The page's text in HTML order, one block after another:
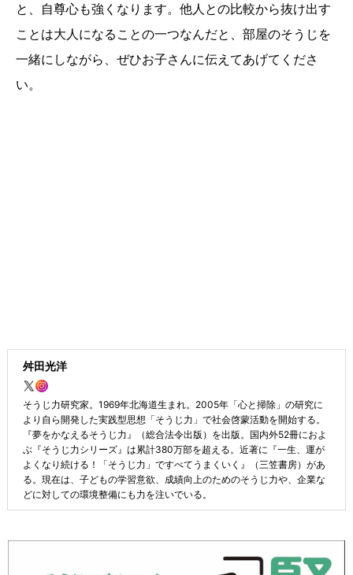
と、自尊心も強くなります。他人との比較から抜け出す
ことは大人になることの一つなんだと、部屋のそうじを
一緒にしながら、ぜひお子さんに伝えてあげてくださ
い。
舛田光洋
そうじ力研究家。1969年北海道生まれ。2005年「心と掃除」の研究に
より自ら開発した実践型思想「そうじ力」で社会啓蒙活動を開始する。
『夢をかなえるそうじ力』（総合法令出版）を出版。国内外52冊におよ
ぶ『そうじ力シリーズ』は累計380万部を超える。近著に『一生、運が
よくなり続ける！「そうじ力」ですべてうまくいく』（三笠書房）があ
る。現在は、子どもの学習意欲、成績向上のためのそうじ力や、企業な
どに対しての環境整備にも力を注いでいる。